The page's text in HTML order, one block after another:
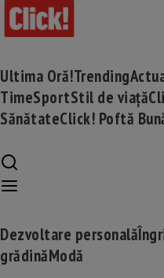
Ultima Oră!Trending
TimeSportStil de viață
SănătateClick! Poftă
Dezvoltare personală
grădinăModă